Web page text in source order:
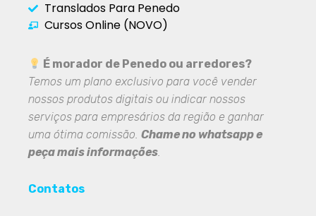
Translados Para Penedo
Cursos Online (NOVO)
É morador de Penedo ou arredores?
Temos um plano exclusivo para você vender
nossos produtos digitais ou indicar nossos
serviços para empresários da região e ganhar
uma ótima comissão. Chame no whatsapp e
peça mais informações.
Contatos